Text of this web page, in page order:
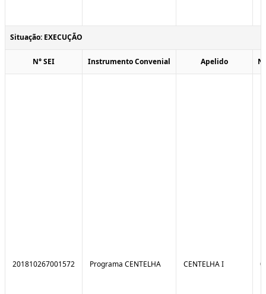
Situação: EXECUÇÃO
N° SEI Instrumento Convenial Apelido
201810267001572 Programa CENTELHA CENTELHA I